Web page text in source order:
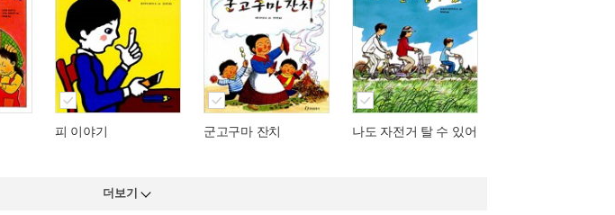
피 이야기 군고구마 잔치 나도 자전거 탈 수 있어
더보기